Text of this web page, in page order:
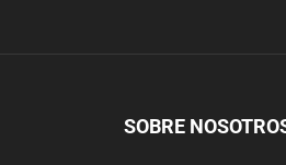
SOBRE